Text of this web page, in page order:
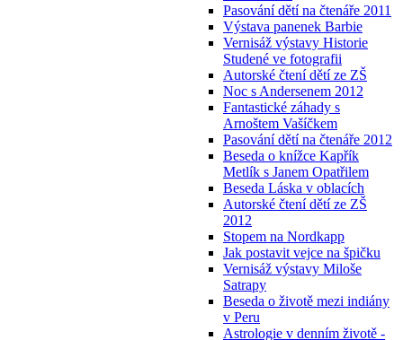
Pasování dětí na čtenáře 2011
Výstava panenek Barbie
Vernisáž výstavy Historie
Studené ve fotografii
Autorské čtení dětí ze ZŠ
Noc s Andersenem 2012
Fantastické záhady s
Arnoštem Vašíčkem
Pasování dětí na čtenáře 2012
Beseda o knížce Kapřík
Metlík s Janem Opatřilem
Beseda Láska v oblacích
Autorské čtení dětí ze ZŠ
2012
Stopem na Nordkapp
Jak postavit vejce na špičku
Vernisáž výstavy Miloše
Satrapy
Beseda o životě mezi indiány
v Peru
Astrologie v denním životě -